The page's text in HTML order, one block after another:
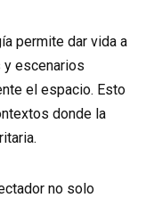
permite dar vida a
escenarios
el espacio. Esto
donde la
no solo